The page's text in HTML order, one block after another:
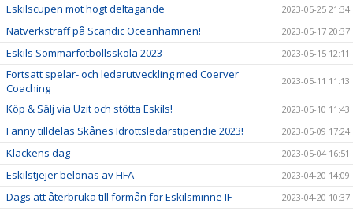
Eskilscupen mot högt deltagande 2023-05-25 21:34
Nätverksträff på Scandic Oceanhamnen! 2023-05-17 20:37
Eskils Sommarfotbollsskola 2023 2023-05-15 12:11
Fortsatt spelar- och ledarutveckling med Coerver
Coaching
2023-05-11 11:13
Köp & Sälj via Uzit och stötta Eskils! 2023-05-10 11:43
Fanny tilldelas Skånes Idrottsledarstipendie 2023! 2023-05-09 17:24
Klackens dag 2023-05-04 16:51
Eskilstjejer belönas av HFA 2023-04-20 14:09
Dags att återbruka till förmån för Eskilsminne IF 2023-04-20 10:37